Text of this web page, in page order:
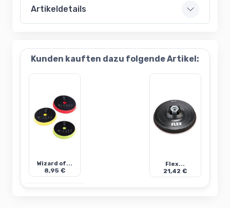
Artikeldetails
Kunden kauften dazu folgende Artikel:
Wizard of...
8,95 €
Flex...
21,42 €